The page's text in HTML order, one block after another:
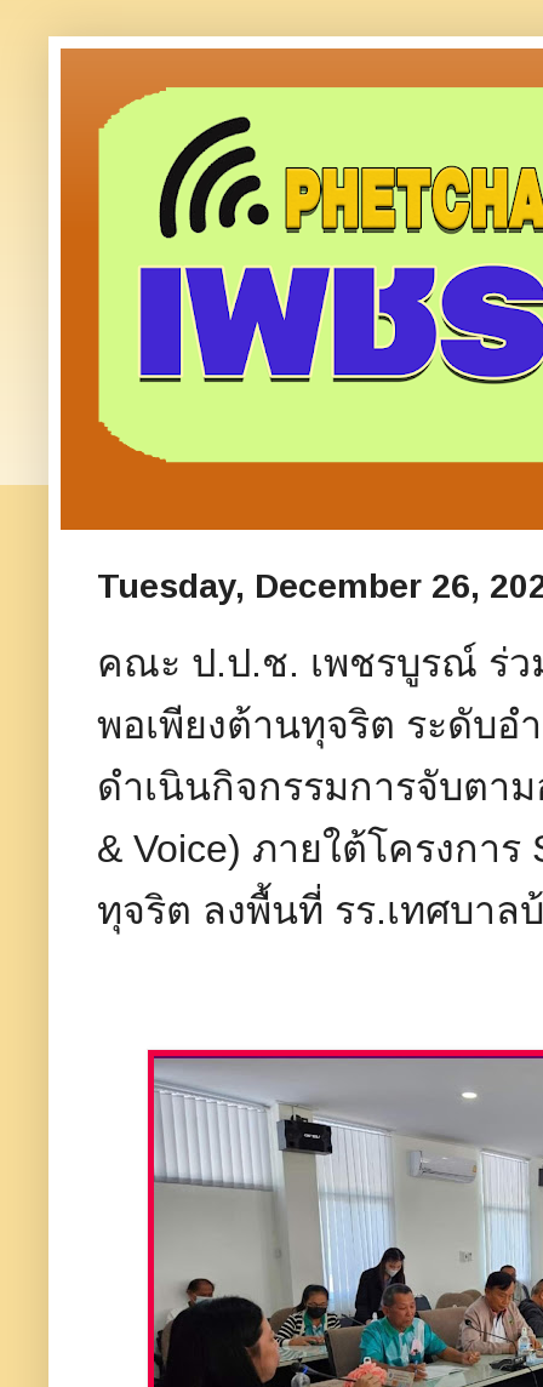
Tuesday, December 26,
คณะ ป.ป.ช. เพชรบูรณ์ ร่ว
พอเพียงต้านทุจริต ระดับอ
ดำเนินกิจกรรมการจับตา
& Voice) ภายใต้โครงกา
ทุจริต ลงพื้นที่ รร.เทศบา